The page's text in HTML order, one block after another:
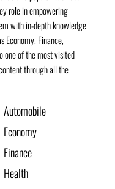
role in empowering
with in-depth knowledge
Economy, Finance,
one of the most visited
through all the
Automobile
Economy
Finance
Health